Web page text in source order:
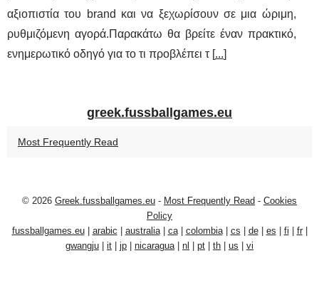
αξιοπιστία του brand και να ξεχωρίσουν σε μια ώριμη,
ρυθμιζόμενη αγορά.Παρακάτω θα βρείτε έναν πρακτικό,
ενημερωτικό οδηγό για το τι προβλέπει τ [...]
greek.fussballgames.eu
Most Frequently Read
© 2026 Greek.fussballgames.eu - Most Frequently Read - Cookies
Policy
fussballgames.eu| arabic australia| ca| colombia| cs de| es fi fr|
gwangju
it jp nicaragua| nl pt th us vi